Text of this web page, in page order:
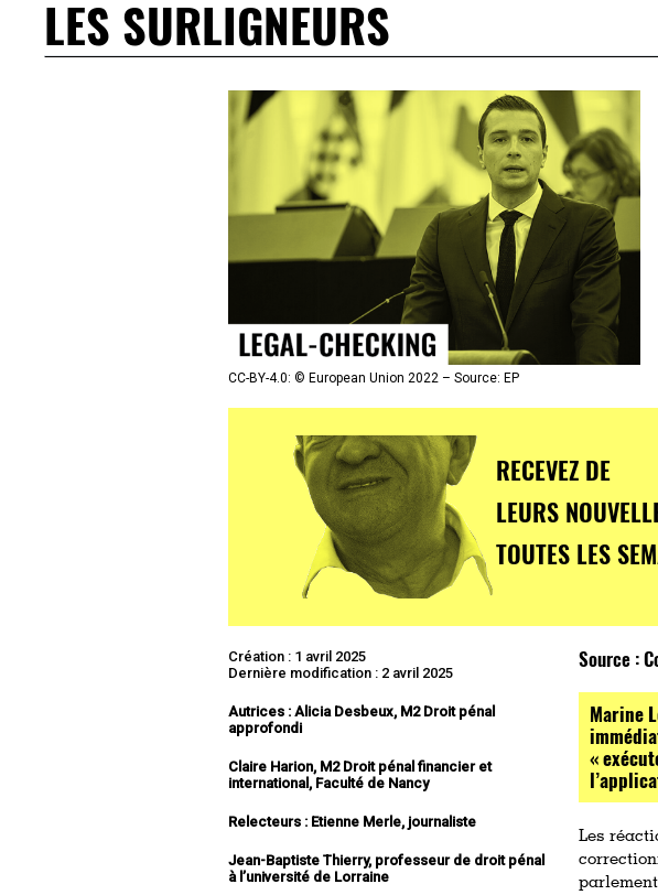
LES SURLIGNEURS
CC-BY-4.0: © European Union 2022 – Source: EP
RECEVEZ DE
LEURS
TOUTES LES
Création : 1 avril 2025
Dernière modification : 2 avril 2025
Autrices :Alicia Desbeux, M2 Droit pénal
approfondi
Claire Harion, M2 Droit pénal financier et
international, Faculté de Nancy
Relecteurs : Etienne Merle, journaliste
Jean-Baptiste Thierry, professeur de droit pénal
à l’université de Lorraine
Source :
Marine
«
Les